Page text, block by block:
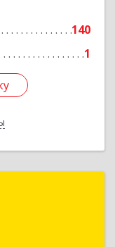
140
1
Подробнее
Алексей